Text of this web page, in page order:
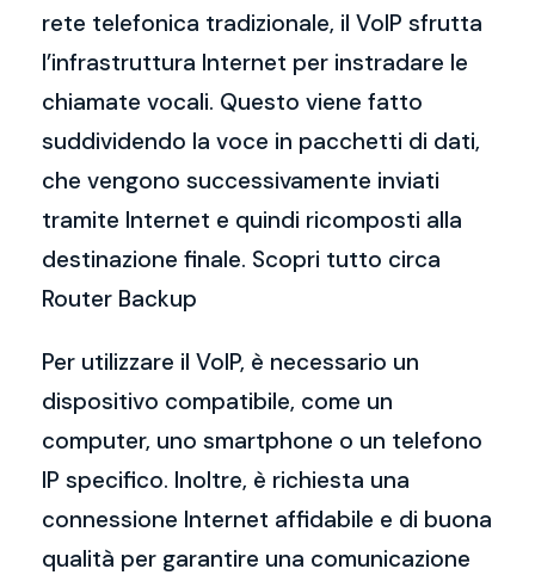
rete telefonica tradizionale, il VoIP sfrutta
l’infrastruttura Internet per instradare le
chiamate vocali. Questo viene fatto
suddividendo la voce in pacchetti di dati,
che vengono successivamente inviati
tramite Internet e quindi ricomposti alla
destinazione finale. Scopri tutto circa
Router Backup
Per utilizzare il VoIP, è necessario un
dispositivo compatibile, come un
computer, uno smartphone o un telefono
IP specifico. Inoltre, è richiesta una
connessione Internet affidabile e di buona
qualità per garantire una comunicazione